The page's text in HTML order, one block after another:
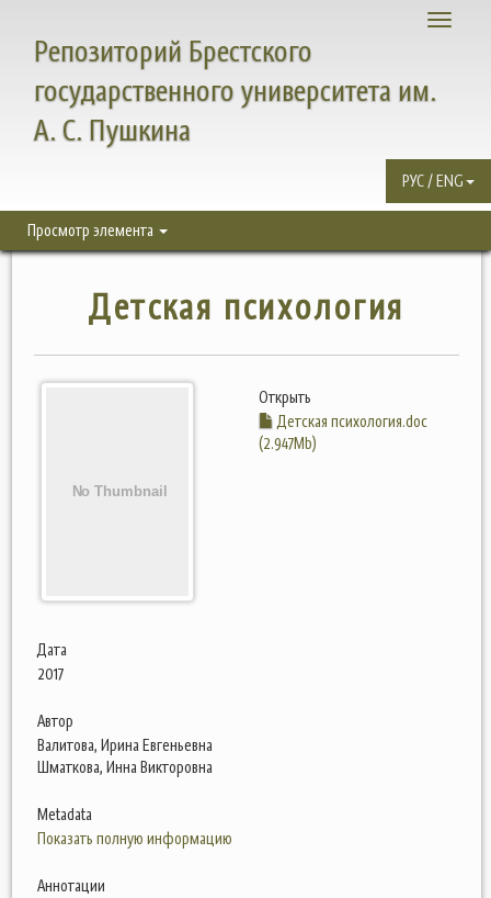
Toggle
Репозиторий Брестского
государственного университета им.
А. С. Пушкина
РУС / ENG
Просмотр элемента
Детская психология
Открыть
Детская психология.doc
(2.947Mb)
Дата
2017
Автор
Валитова, Ирина Евгеньевна
Шматкова, Инна Викторовна
Metadata
Показать полную информацию
Аннотации